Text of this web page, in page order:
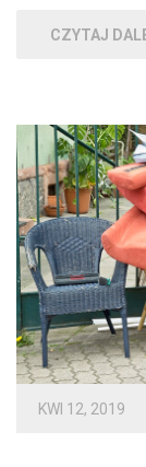
CZYTAJ
KWI 12, 2019